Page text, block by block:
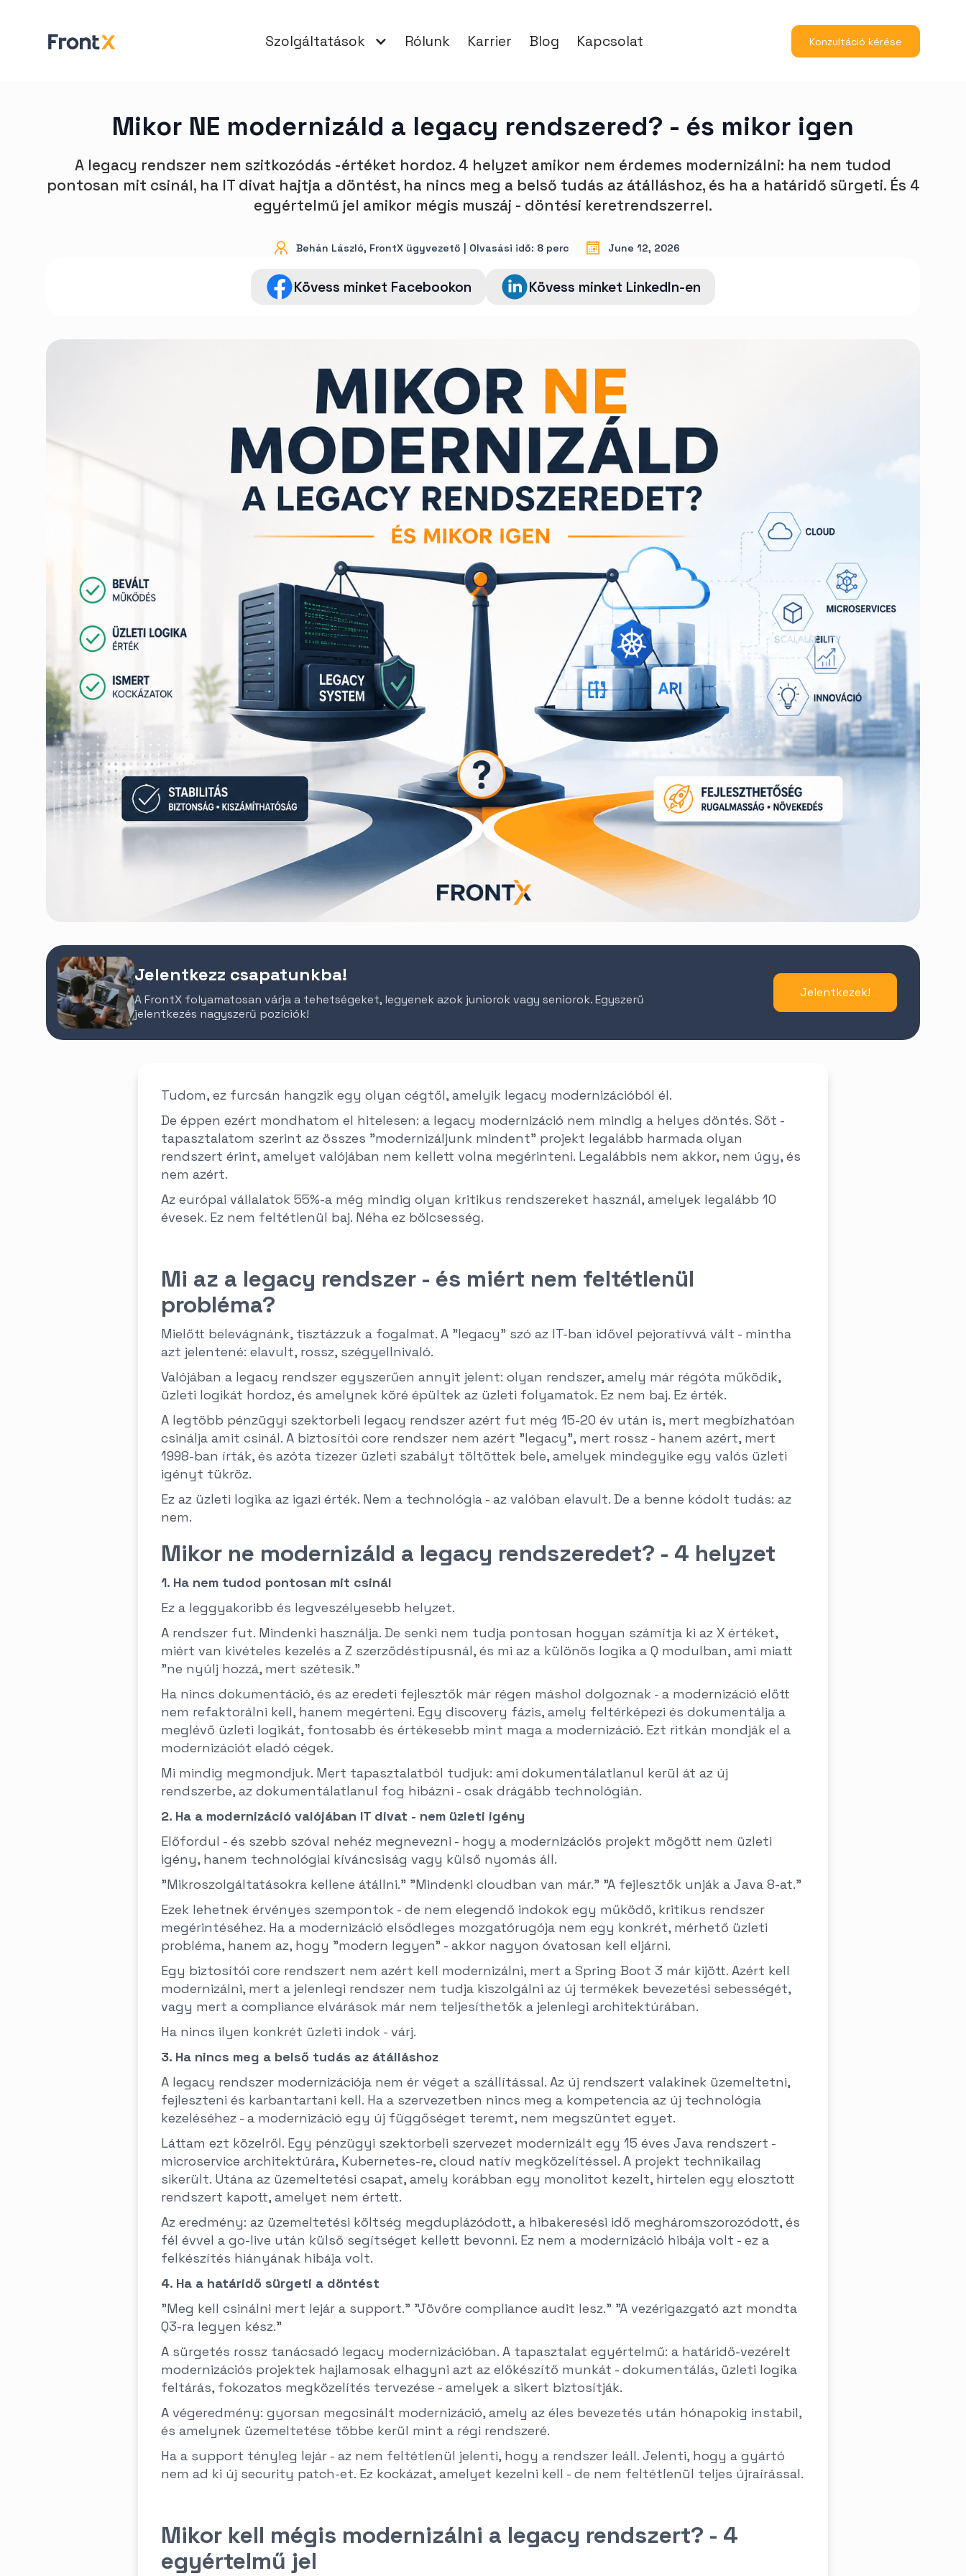
Szolgáltatások Rólunk Karrier Blog Kapcsolat Konzultáció kérése
Mikor NE modernizáld a legacy rendszered? - és mikor igen
A legacy rendszer nem szitkozódás -értéket hordoz. 4 helyzet amikor nem érdemes modernizálni: ha nem tudod
pontosan mit csinál, ha IT divat hajtja a döntést, ha nincs meg a belső tudás az átálláshoz, és ha a határidő sürgeti. És 4
egyértelmű jel amikor mégis muszáj - döntési keretrendszerrel.
Behán László, FrontX ügyvezető | Olvasási idő: 8 perc June 12, 2026
Kövess minket Facebookon Kövess minket LinkedIn-en
Jelentkezz csapatunkba!
A FrontX folyamatosan várja a tehetségeket, legyenek azok juniorok vagy seniorok. Egyszerű
jelentkezés nagyszerű pozíciók!
Jelentkezek!
Tudom, ez furcsán hangzik egy olyan cégtől, amelyik legacy modernizációból él.
De éppen ezért mondhatom el hitelesen: a legacy modernizáció nem mindig a helyes döntés. Sőt -
tapasztalatom szerint az összes "modernizáljunk mindent" projekt legalább harmada olyan
rendszert érint, amelyet valójában nem kellett volna megérinteni. Legalábbis nem akkor, nem úgy, és
nem azért.
Az európai vállalatok 55%-a még mindig olyan kritikus rendszereket használ, amelyek legalább 10
évesek. Ez nem feltétlenül baj. Néha ez bölcsesség.
Mi az a legacy rendszer - és miért nem feltétlenül
probléma?
Mielőtt belevágnánk, tisztázzuk a fogalmat. A "legacy" szó az IT-ban idővel pejoratívvá vált - mintha
azt jelentené: elavult, rossz, szégyellnivaló.
Valójában a legacy rendszer egyszerűen annyit jelent: olyan rendszer, amely már régóta működik,
üzleti logikát hordoz, és amelynek köré épültek az üzleti folyamatok. Ez nem baj. Ez érték.
A legtöbb pénzügyi szektorbeli legacy rendszer azért fut még 15-20 év után is, mert megbízhatóan
csinálja amit csinál. A biztosítói core rendszer nem azért "legacy", mert rossz - hanem azért, mert
1998-ban írták, és azóta tízezer üzleti szabályt töltöttek bele, amelyek mindegyike egy valós üzleti
igényt tükröz.
Ez az üzleti logika az igazi érték. Nem a technológia - az valóban elavult. De a benne kódolt tudás: az
nem.
Mikor ne modernizáld a legacy rendszeredet? - 4 helyzet
1. Ha nem tudod pontosan mit csinál
Ez a leggyakoribb és legveszélyesebb helyzet.
A rendszer fut. Mindenki használja. De senki nem tudja pontosan hogyan számítja ki az X értéket,
miért van kivételes kezelés a Z szerződéstípusnál, és mi az a különös logika a Q modulban, ami miatt
"ne nyúlj hozzá, mert szétesik."
Ha nincs dokumentáció, és az eredeti fejlesztők már régen máshol dolgoznak - a modernizáció előtt
nem refaktorálni kell, hanem megérteni. Egy discovery fázis, amely feltérképezi és dokumentálja a
meglévő üzleti logikát, fontosabb és értékesebb mint maga a modernizáció. Ezt ritkán mondják el a
modernizációt eladó cégek.
Mi mindig megmondjuk. Mert tapasztalatból tudjuk: ami dokumentálatlanul kerül át az új
rendszerbe, az dokumentálatlanul fog hibázni - csak drágább technológián.
2. Ha a modernizáció valójában IT divat - nem üzleti igény
Előfordul - és szebb szóval nehéz megnevezni - hogy a modernizációs projekt mögött nem üzleti
igény, hanem technológiai kíváncsiság vagy külső nyomás áll.
"Mikroszolgáltatásokra kellene átállni." "Mindenki cloudban van már." "A fejlesztők unják a Java 8-at."
Ezek lehetnek érvényes szempontok - de nem elegendő indokok egy működő, kritikus rendszer
megérintéséhez. Ha a modernizáció elsődleges mozgatórugója nem egy konkrét, mérhető üzleti
probléma, hanem az, hogy "modern legyen" - akkor nagyon óvatosan kell eljárni.
Egy biztosítói core rendszert nem azért kell modernizálni, mert a Spring Boot 3 már kijött. Azért kell
modernizálni, mert a jelenlegi rendszer nem tudja kiszolgálni az új termékek bevezetési sebességét,
vagy mert a compliance elvárások már nem teljesíthetők a jelenlegi architektúrában.
Ha nincs ilyen konkrét üzleti indok - várj.
3. Ha nincs meg a belső tudás az átálláshoz
A legacy rendszer modernizációja nem ér véget a szállítással. Az új rendszert valakinek üzemeltetni,
fejleszteni és karbantartani kell. Ha a szervezetben nincs meg a kompetencia az új technológia
kezeléséhez - a modernizáció egy új függőséget teremt, nem megszüntet egyet.
Láttam ezt közelről. Egy pénzügyi szektorbeli szervezet modernizált egy 15 éves Java rendszert -
microservice architektúrára, Kubernetes-re, cloud natív megközelítéssel. A projekt technikailag
sikerült. Utána az üzemeltetési csapat, amely korábban egy monolitot kezelt, hirtelen egy elosztott
rendszert kapott, amelyet nem értett.
Az eredmény: az üzemeltetési költség megduplázódott, a hibakeresési idő megháromszorozódott, és
fél évvel a go-live után külső segítséget kellett bevonni. Ez nem a modernizáció hibája volt - ez a
felkészítés hiányának hibája volt.
4. Ha a határidő sürgeti a döntést
"Meg kell csinálni mert lejár a support." "Jövőre compliance audit lesz." "A vezérigazgató azt mondta
Q3-ra legyen kész."
A sürgetés rossz tanácsadó legacy modernizációban. A tapasztalat egyértelmű: a határidő-vezérelt
modernizációs projektek hajlamosak elhagyni azt az előkészítő munkát - dokumentálás, üzleti logika
feltárás, fokozatos megközelítés tervezése - amelyek a sikert biztosítják.
A végeredmény: gyorsan megcsinált modernizáció, amely az éles bevezetés után hónapokig instabil,
és amelynek üzemeltetése többe kerül mint a régi rendszeré.
Ha a support tényleg lejár - az nem feltétlenül jelenti, hogy a rendszer leáll. Jelenti, hogy a gyártó
nem ad ki új security patch-et. Ez kockázat, amelyet kezelni kell - de nem feltétlenül teljes újraírással.
Mikor kell mégis modernizálni a legacy rendszert? - 4
egyértelmű jel